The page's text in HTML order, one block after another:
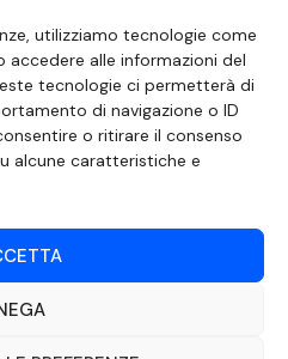
utilizziamo tecnologie come
accedere alle informazioni del
tecnologie ci permetterà di
di navigazione o ID
o ritirare il consenso
alcune caratteristiche e
6 DEL DECRETO DEL MINISTRO
2004 RECANTE IL CODICE DI
DI ATTUAZIONE DEL PRINCIPIO DEL
LEGGE 6 NOVEMBRE 2003, N. 313
daRubidia.Tutti i diritti riservati |